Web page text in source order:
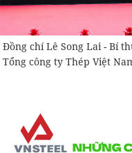
Đồng chí Lê Song Lai - Bí
Tổng công ty Thép Việt